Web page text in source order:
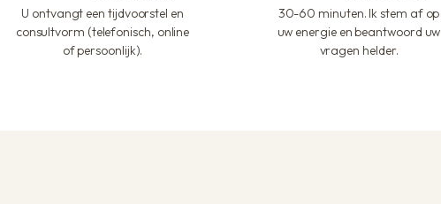
U ontvangt een tijdvoorstel en
consultvorm (telefonisch, online
of persoonlijk).
30-60 minuten. Ik stem af op
uw energie en beantwoord uw
vragen helder.